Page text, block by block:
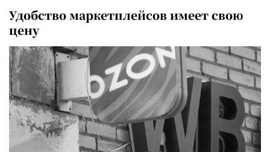
Удобство маркетплейсов имеет свою
цену